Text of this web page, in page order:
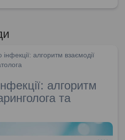
алгоритм взаємодії
алгоритм
та